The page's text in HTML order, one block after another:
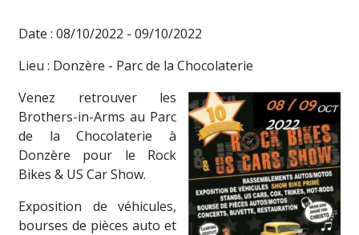
Date : 08/10/2022 - 09/10/2022
Lieu : Donzère - Parc de la Chocolaterie
Venez retrouver les
Brothers-in-Arms au Parc
de la Chocolaterie à
Donzère pour le Rock
Bikes & US Car Show.
Exposition de véhicules,
bourses de pièces auto et